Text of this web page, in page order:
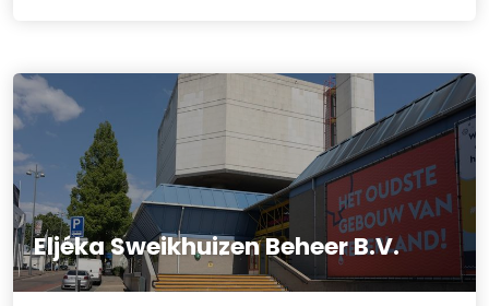
Eljéka Sweikhuizen Beheer B.V.